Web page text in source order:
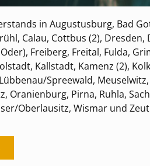
in Augustusburg, Bad
Calau, Cottbus (2), Dresden,
Freiberg, Freital, Fulda,
Kallstadt, Kamenz (2),
Spreewald,
Oranienburg, Pirna, Ruhla,
Oberlausitz, Wismar und